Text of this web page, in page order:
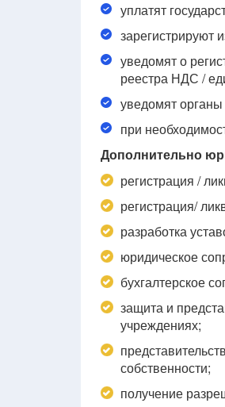
уплатят
зарегистрируют
уведомят о
реестра НДС /
уведомят органы
при
Дополнительно
регистрация /
регистрация/
разработка
юридическое
бухгалтерское
защита и
учреждениях;
собственности;
получение